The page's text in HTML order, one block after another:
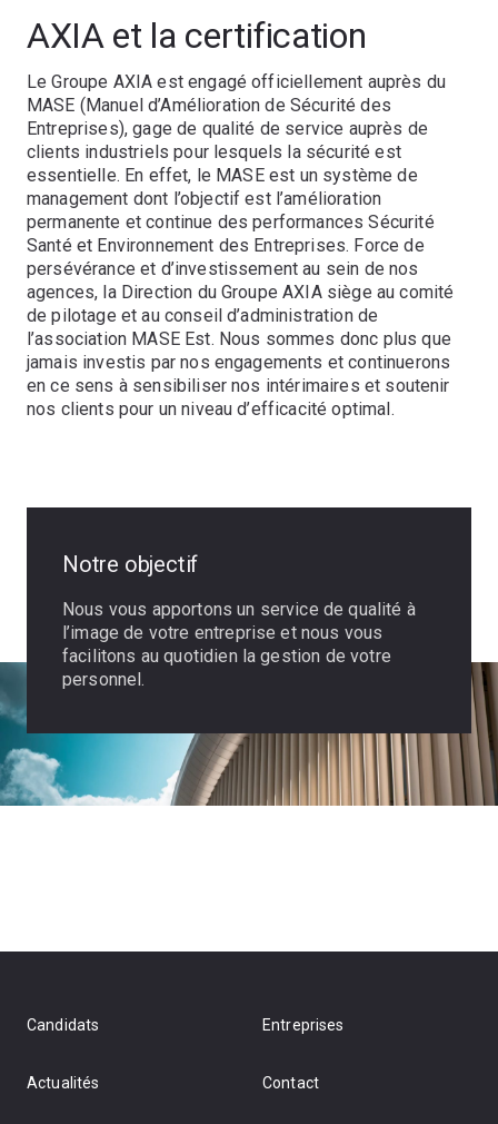
AXIA et la certification
Le Groupe AXIA est engagé officiellement auprès du
MASE (Manuel d’Amélioration de Sécurité des
Entreprises), gage de qualité de service auprès de
clients industriels pour lesquels la sécurité est
essentielle. En effet, le MASE est un système de
management dont l’objectif est l’amélioration
permanente et continue des performances Sécurité
Santé et Environnement des Entreprises. Force de
persévérance et d’investissement au sein de nos
agences, la Direction du Groupe AXIA siège au comité
de pilotage et au conseil d’administration de
l’association MASE Est. Nous sommes donc plus que
jamais investis par nos engagements et continuerons
en ce sens à sensibiliser nos intérimaires et soutenir
nos clients pour un niveau d’efficacité optimal.
Notre objectif
Nous vous apportons un service de qualité à
l’image de votre entreprise et nous vous
facilitons au quotidien la gestion de votre
personnel.
Candidats Entreprises
Actualités Contact